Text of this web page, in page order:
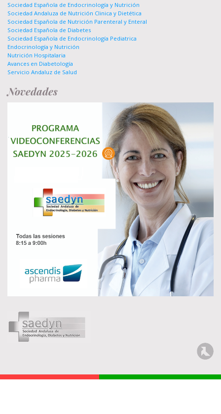
Sociedad Española de Endocrinología y Nutrición
Sociedad Andaluza de Nutrición Clinica y Dietética
Sociedad Española de Nutrición Parenteral y Enteral
Sociedad Española de Diabetes
Sociedad Española de Endocrinología Pediatrica
Endocrinología y Nutrición
Nutrición Hospitalaria
Avances en Diabetología
Servicio Andaluz de Salud
Novedades